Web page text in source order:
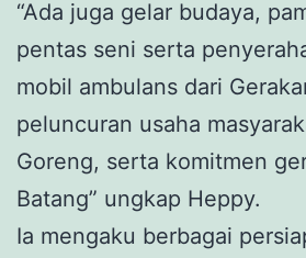
“Ada juga gelar budaya,
pentas seni serta
mobil ambulans dari
peluncuran usaha
Goreng, serta komitmen
Batang” ungkap Heppy.
Ia mengaku berbagai